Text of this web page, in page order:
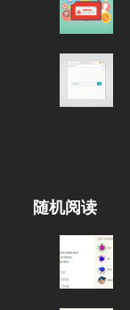
随机阅读